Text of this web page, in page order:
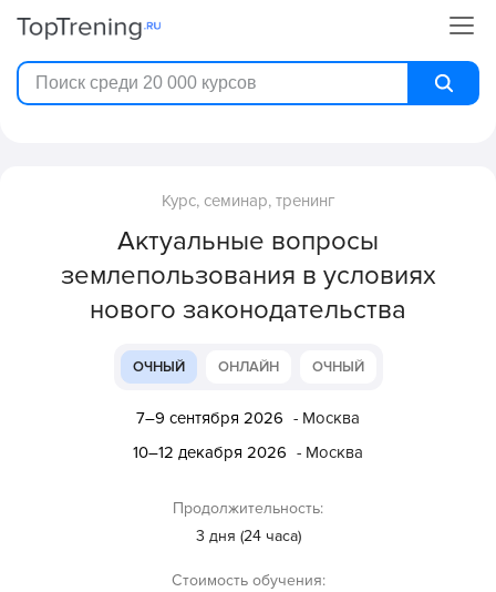
Курс, семинар, тренинг
Актуальные вопросы
землепользования в условиях
нового законодательства
ОЧНЫЙ ОНЛАЙН ОЧНЫЙ
7–9 сентября 2026 - Москва
10–12 декабря 2026 - Москва
Продолжительность:
3 дня (24 часа)
Стоимость обучения: